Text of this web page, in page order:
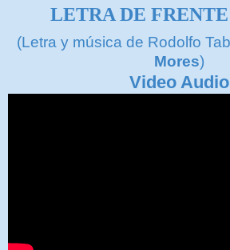
LETRA DE
(Letra y música de Rodolfo
Mores)
Video Audio